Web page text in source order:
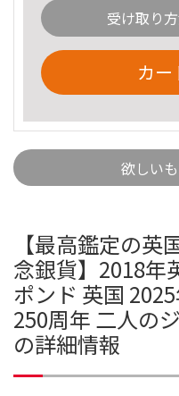
受け取り
カー
欲しい
【最高鑑定の
念銀貨】2018年
ポンド 英国
250周年 二人の
の詳細情報